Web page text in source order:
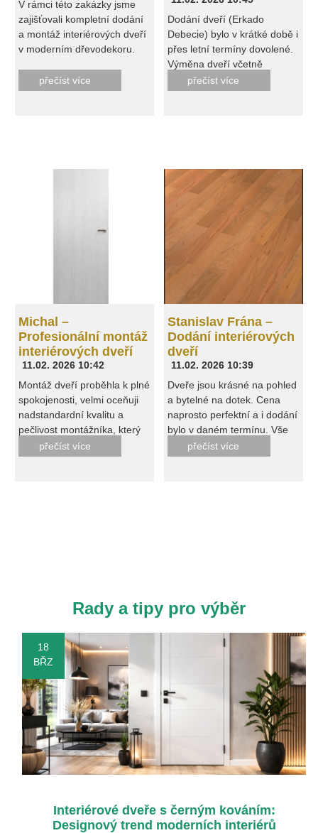
V rámci této zakázky jsme
zajišťovali kompletní dodání
a montáž interiérových dveří
v moderním dřevodekoru.
zvolit řešení, které interiéru
dodá teplejší tón, vysokou
zároveň vytváří hezký
přečíst více
Dodání dveří (Erkado
Debecie) bylo v krátké době i
přes letní termíny dovolené.
Výměna dveří včetně
obložek byla provedena
rychle a profesionálně.
přečíst více
Michal –
Profesionální montáž
interiérových dveří
11.02. 2026 10:42
Montáž dveří proběhla k plné
spokojenosti, velmi oceňuji
nadstandardní kvalitu a
pečlivost montážníka, který
po sobě na závěr ještě
kompletně uklidil. Při převzetí
přečíst více
Stanislav Frána –
Dodání interiérových
dveří
11.02. 2026 10:39
Dveře jsou krásné na pohled
a bytelné na dotek. Cena
naprosto perfektní a i dodání
bylo v daném termínu. Vše
proto v pořádku.
přečíst více
Rady a tipy pro výběr
18
BŘZ
Interiérové dveře s černým kováním:
Designový trend moderních interiérů